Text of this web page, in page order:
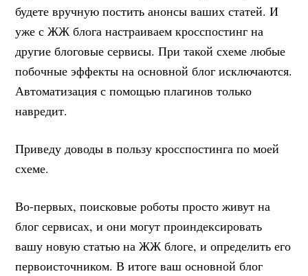
будете вручную постить анонсы ваших статей. И
уже с ЖЖ блога настраиваем кросспостинг на
другие блоговые сервисы. При такой схеме любые
побочные эффекты на основной блог исключаются.
Автоматизация с помощью плагинов только
навредит.
Приведу доводы в пользу кросспостинга по моей
схеме.
Во-первых, поисковые роботы просто живут на
блог сервисах, и они могут проиндексировать
вашу новую статью на ЖЖ блоге, и определить его
первоисточником. В итоге ваш основной блог